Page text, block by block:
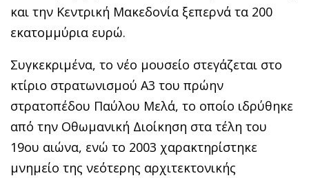
και την Κεντρική Μακεδονία ξεπερνά τα 200
εκατομμύρια ευρώ.
Συγκεκριμένα, το νέο μουσείο στεγάζεται στο
κτίριο στρατωνισμού Α3 του πρώην
στρατοπέδου Παύλου Μελά, το οποίο ιδρύθηκε
από την Οθωμανική Διοίκηση στα τέλη του
19ου αιώνα, ενώ το 2003 χαρακτηρίστηκε
μνημείο της νεότερης αρχιτεκτονικής